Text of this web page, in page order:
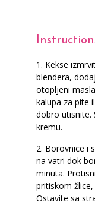
Kekse
blendera,
otopljeni
kalupa za pite
dobro utisnite.
kremu.
Borovnice i
na vatri dok
minuta.
pritiskom
Ostavite sa